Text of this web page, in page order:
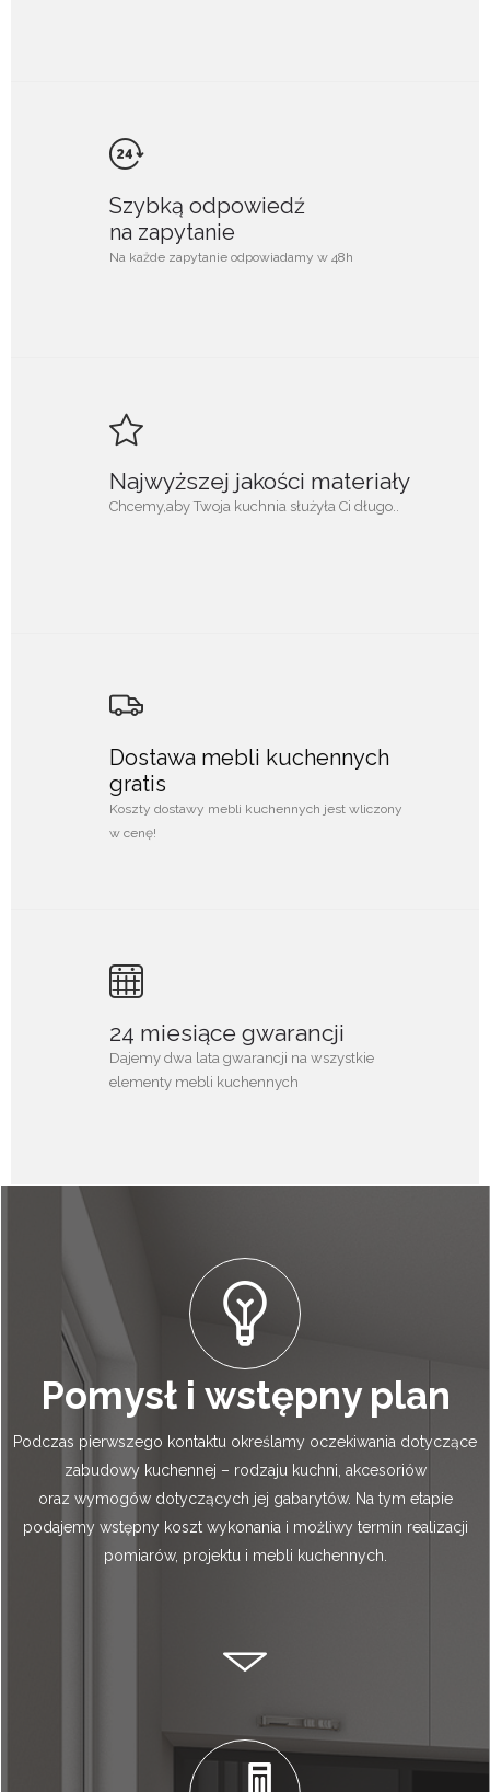
Szybką odpowiedź
na zapytanie
Na każde zapytanie odpowiadamy w 48h
Najwyższej jakości materiały
Chcemy,aby Twoja kuchnia służyła Ci długo..
Dostawa mebli kuchennych
gratis
Koszty dostawy mebli kuchennych jest wliczony
w cenę!
24 miesiące gwarancji
Dajemy dwa lata gwarancji na wszystkie
elementy mebli kuchennych
Pomysł i wstępny plan
Podczas pierwszego kontaktu określamy oczekiwania dotyczące
zabudowy kuchennej – rodzaju kuchni, akcesoriów
oraz wymogów dotyczących jej gabarytów. Na tym etapie
podajemy wstępny koszt wykonania i możliwy termin realizacji
pomiarów, projektu i mebli kuchennych.